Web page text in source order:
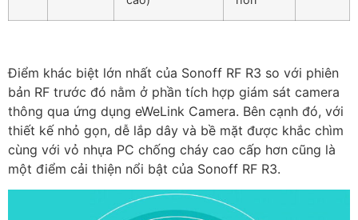
Điểm khác biệt lớn nhất của Sonoff RF R3 so với phiên
bản RF trước đó nằm ở phần tích hợp giám sát camera
thông qua ứng dụng eWeLink Camera. Bên cạnh đó, với
thiết kế nhỏ gọn, dễ lắp dây và bề mặt được khắc chìm
cùng với vỏ nhựa PC chống cháy cao cấp hơn cũng là
một điểm cải thiện nổi bật của Sonoff RF R3.